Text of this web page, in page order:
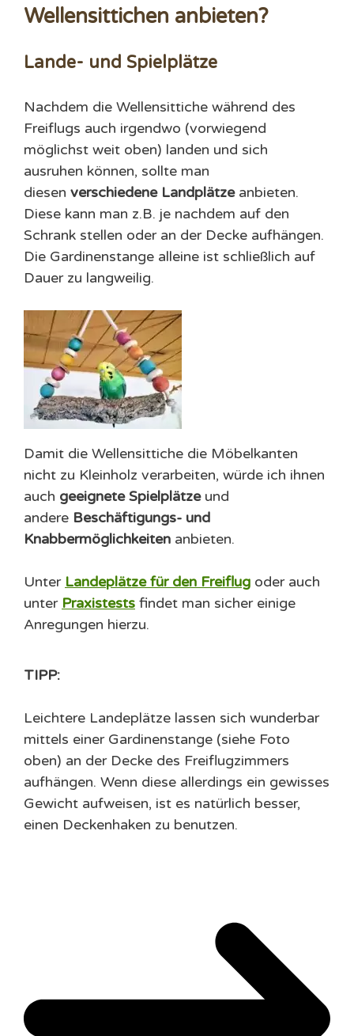
Wellensittichen anbieten?
Lande- und Spielplätze
Nachdem die Wellensittiche während des
Freiflugs auch irgendwo (vorwiegend
möglichst weit oben) landen und sich
ausruhen können, sollte man
diesen verschiedene Landplätzeanbieten.
Diese kann man z.B. je nachdem auf den
Schrank stellen oder an der Decke aufhängen.
Die Gardinenstange alleine ist schließlich auf
Dauer zu langweilig.
Damit die Wellensittiche die Möbelkanten
nicht zu Kleinholz verarbeiten, würde ich ihnen
auch geeignete Spielplätzeund
andere Beschäftigungs- und
Knabbermöglichkeiten anbieten.
Unter Landeplätze für den Freiflug oder auch
unter Praxistests findet man sicher einige
Anregungen hierzu.
TIPP:
Leichtere Landeplätze lassen sich wunderbar
mittels einer Gardinenstange (siehe Foto
oben) an der Decke des Freiflugzimmers
aufhängen. Wenn diese allerdings ein gewisses
Gewicht aufweisen, ist es natürlich besser,
einen Deckenhaken zu benutzen.